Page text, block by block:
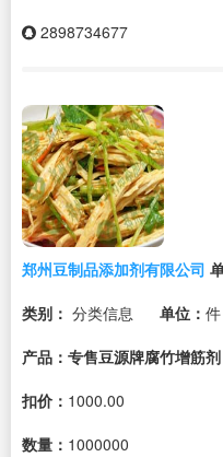
2898734677
郑州豆制品添加剂有限公司
类别： 分类信息 单位： 件
产品：专售豆源牌腐竹增筋
扣价： 1000.00
数量： 1000000